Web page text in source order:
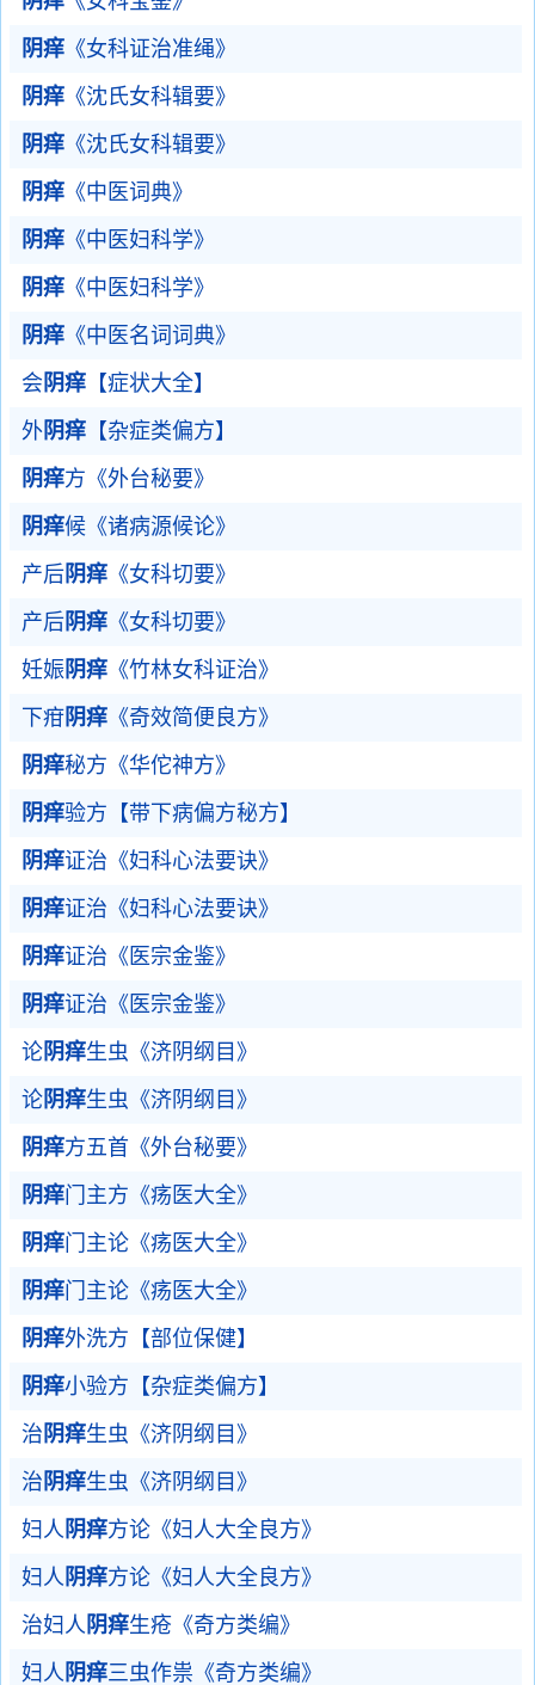
阴痒 《女科证治准绳》
阴痒 《沈氏女科辑要》
阴痒 《沈氏女科辑要》
阴痒 《中医词典》
阴痒 《中医妇科学》
阴痒 《中医妇科学》
阴痒 《中医名词词典》
会阴痒 【症状大全】
外阴痒 【杂症类偏方】
阴痒方《外台秘要》
阴痒候《诸病源候论》
产后阴痒 《女科切要》
产后阴痒 《女科切要》
妊娠阴痒 《竹林女科证治》
下疳阴痒 《奇效简便良方》
阴痒秘方《华佗神方》
阴痒验方【带下病偏方秘方】
阴痒证治《妇科心法要诀》
阴痒证治《妇科心法要诀》
阴痒证治《医宗金鉴》
阴痒证治《医宗金鉴》
论阴痒生虫《济阴纲目》
论阴痒生虫《济阴纲目》
阴痒方五首《外台秘要》
阴痒门主方《疡医大全》
阴痒门主论《疡医大全》
阴痒门主论《疡医大全》
阴痒外洗方【部位保健】
阴痒小验方【杂症类偏方】
治 阴痒生虫《济阴纲目》
治 阴痒生虫《济阴纲目》
妇人阴痒方论《妇人大全良方》
妇人阴痒方论《妇人大全良方》
治妇人阴痒生疮《奇方类编》
妇人阴痒三虫作祟《奇方类编》